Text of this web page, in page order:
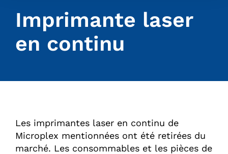
Imprimante laser
en continu
Les imprimantes laser en continu de
Microplex mentionnées ont été retirées du
marché. Les consommables et les pièces de